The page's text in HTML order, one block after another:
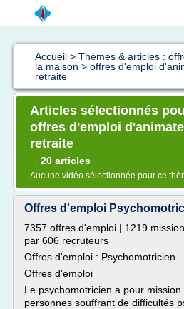
Accueil > Thèmes & articles :
la maison > offres d'emploi
retraite
Articles sélectionnés
offres d'emploi
retraite
→ 20 articles
Aucune vidéo sélectionnée pour ce
Offres d'emploi
7357 offres d'emploi | 1219
par 606 recruteurs
Offres d'emploi : Psychomotricien
Offres d'emploi
Le psychomotricien a pour
personnes souffrant de difficultés